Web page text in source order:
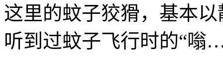
这里的蚊子狡猾，基本
听到过蚊子飞行时的“